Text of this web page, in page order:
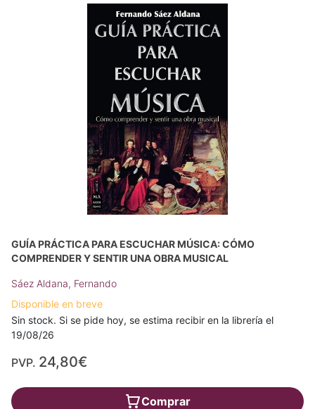
GUÍA PRÁCTICA PARA ESCUCHAR MÚSICA: CÓMO
COMPRENDER Y SENTIR UNA OBRA MUSICAL
Sáez Aldana, Fernando
Disponible en breve
Sin stock. Si se pide hoy, se estima recibir en la librería el
19/08/26
PVP. 24,80€
Comprar